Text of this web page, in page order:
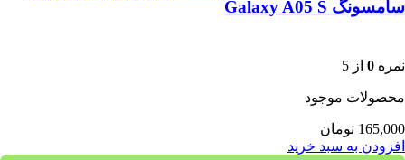
سامسونگ Galaxy A05 S
نمره 0 از 5
محصولات موجود
165,000 تومان
افزودن به سبد خرید